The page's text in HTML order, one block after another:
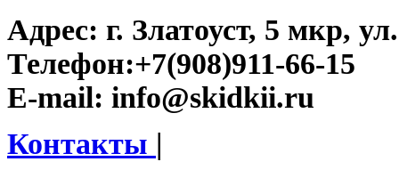
Адрес: г. Златоуст, 5 мкр,
Телефон:+7(908)911-66-15
E-mail: info@skidkii.ru
Контакты |